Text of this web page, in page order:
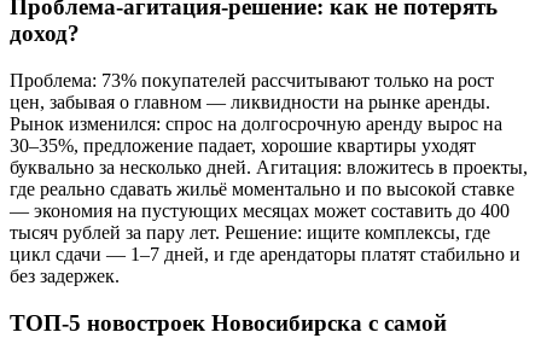
Проблема-агитация-решение: как не потерять
доход?
Проблема: 73% покупателей рассчитывают только на рост
цен, забывая о главном — ликвидности на рынке аренды.
Рынок изменился: спрос на долгосрочную аренду вырос на
30–35%, предложение падает, хорошие квартиры уходят
буквально за несколько дней. Агитация: вложитесь в проекты,
где реально сдавать жильё моментально и по высокой ставке
— экономия на пустующих месяцах может составить до 400
тысяч рублей за пару лет. Решение: ищите комплексы, где
цикл сдачи — 1–7 дней, и где арендаторы платят стабильно и
без задержек.
ТОП-5 новостроек Новосибирска с самой